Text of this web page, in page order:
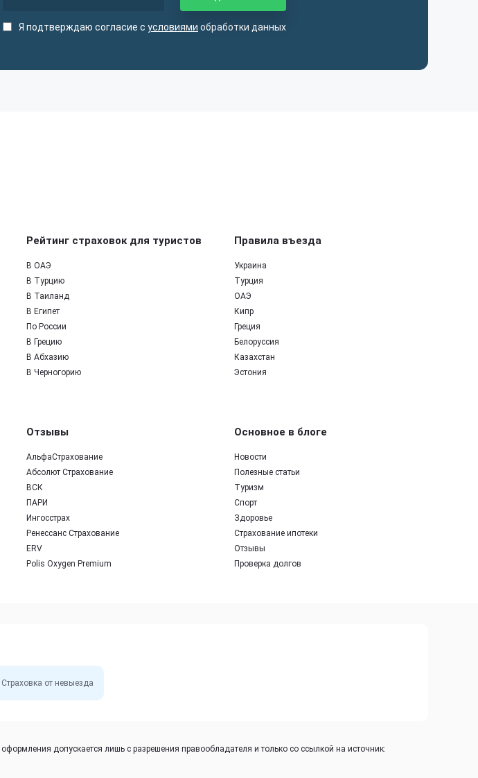
Я подтверждаю согласие с условиями обработки данных
Рейтинг страховок для туристов
В ОАЭ
В Турцию
В Таиланд
В Египет
По России
В Грецию
В Абхазию
В Черногорию
Правила въезда
Украина
Турция
ОАЭ
Кипр
Греция
Белоруссия
Казахстан
Эстония
Отзывы
АльфаСтрахование
Абсолют Страхование
ВСК
ПАРИ
Ингосстрах
Ренессанс Страхование
ERV
Polis Oxygen Premium
Основное в блоге
Новости
Полезные статьи
Туризм
Спорт
Здоровье
Страхование ипотеки
Отзывы
Проверка долгов
Страховка от невыезда
допускается лишь с разрешения правообладателя и только со ссылкой на источник: